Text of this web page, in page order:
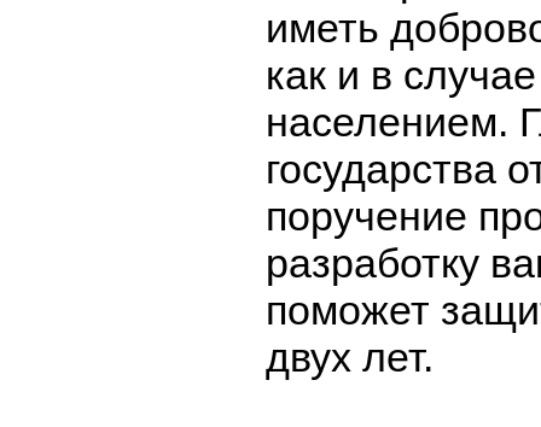
иметь
как и в
населением.
государства
поручение
разработку
поможет
двух лет.